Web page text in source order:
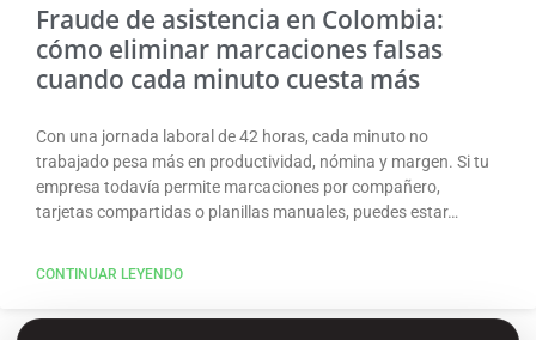
Fraude de asistencia en Colombia:
cómo eliminar marcaciones falsas
cuando cada minuto cuesta más
Con una jornada laboral de 42 horas, cada minuto no
trabajado pesa más en productividad, nómina y margen. Si tu
empresa todavía permite marcaciones por compañero,
tarjetas compartidas o planillas manuales, puedes estar…
CONTINUAR LEYENDO